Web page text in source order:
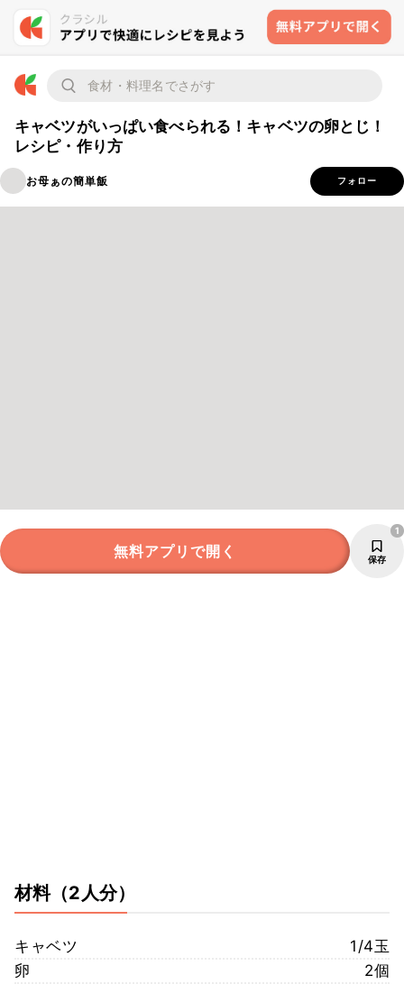
キャベツがいっぱい食べられる！キャベツの卵とじ！
レシピ・作り方
お母ぁの簡単飯 フォロー
無料アプリで開く 保存
1
材料（2人分）
キャベツ
1/4玉
卵
2個